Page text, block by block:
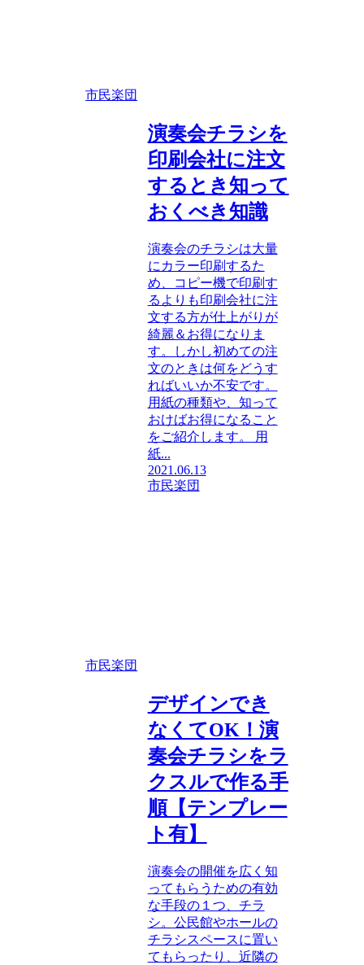
市民楽団
演奏会チラシを
印刷会社に注文
するとき知って
おくべき知識
演奏会のチラシは大量
にカラー印刷するた
め、コピー機で印刷す
るよりも印刷会社に注
文する方が仕上がりが
綺麗＆お得になりま
す。しかし初めての注
文のときは何をどうす
ればいいか不安です。
用紙の種類や、知って
おけばお得になること
をご紹介します。 用
紙...
2021.06.13
市民楽団
市民楽団
デザインでき
なくてOK！演
奏会チラシをラ
クスルで作る手
順【テンプレー
ト有】
演奏会の開催を広く知
ってもらうための有効
な手段の１つ、チラ
シ。公民館やホールの
チラシスペースに置い
てもらったり、近隣の